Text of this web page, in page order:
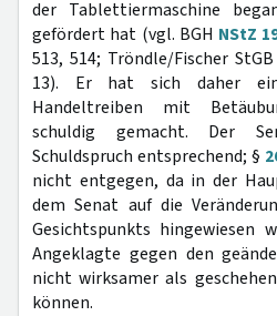
der Tablettiermaschine
gefördert hat (vgl. BGH NStZ
513, 514; Tröndle/Fischer
13). Er hat sich daher
Handeltreiben mit
schuldig gemacht. Der
Schuldspruch entsprechend; §
nicht entgegen, da in der
dem Senat auf die
Gesichtspunkts hingewiesen
Angeklagte gegen den
nicht wirksamer als
können.